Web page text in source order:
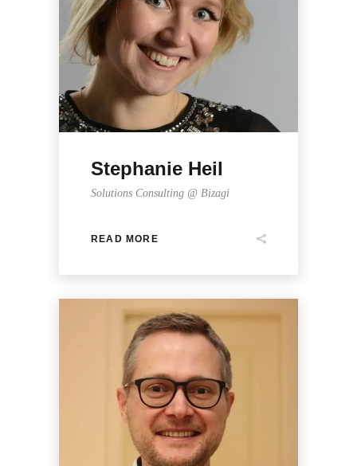
Stephanie Heil
Solutions Consulting @ Bizagi
READ MORE